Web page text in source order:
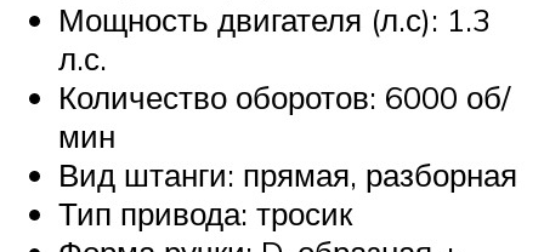
Мощность двигателя (л.с): 1.3
л.с.
Количество оборотов: 6000 об/
мин
Вид штанги: прямая, разборная
Тип привода: тросик